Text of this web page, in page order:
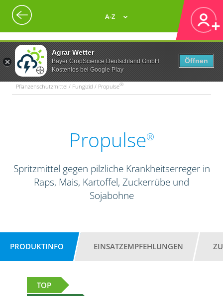
Agrar Wetter
Bayer CropScience Deutschland GmbH
Kostenlos bei Google Play
Öffnen
A-Z
Pflanzenschutzmittel / Fungizid / Propulse®
Propulse®
Spritzmittel gegen pilzliche Krankheitserreger in
Raps, Mais, Kartoffel, Zuckerrübe und
Sojabohne
PRODUKTINFO EINSATZEMPFEHLUNGEN
TOP